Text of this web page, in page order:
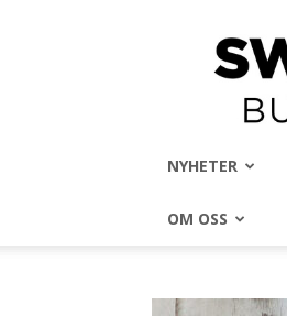
NYHETER
OM OSS